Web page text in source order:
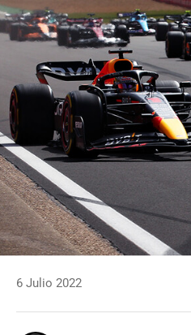
6 Julio 2022